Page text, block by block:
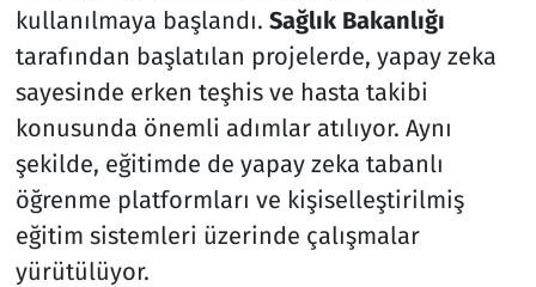
kullanılmaya başlandı. Sağlık Bakanlığı
tarafından başlatılan projelerde, yapay zeka
sayesinde erken teşhis ve hasta takibi
konusunda önemli adımlar atılıyor. Aynı
şekilde, eğitimde de yapay zeka tabanlı
öğrenme platformları ve kişiselleştirilmiş
eğitim sistemleri üzerinde çalışmalar
yürütülüyor.